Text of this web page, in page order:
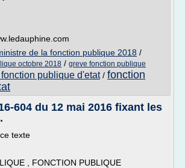
de la fonction publique 2018 /
octobre 2018 / greve fonction publique
publique d'etat/ fonction
604 du 12 mai 2016 fixant les
texte
, FONCTION PUBLIQUE